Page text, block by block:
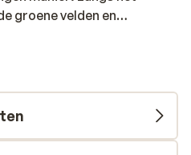
groene velden en
Het is de ideale
van de Griekse
de luchthaven van Athene
40 km) Bij aankomst op
je opgewacht door onze
de welkomstenvelop en